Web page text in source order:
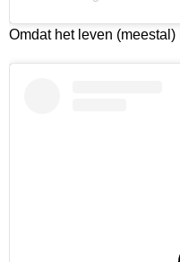
Omdat het leven (meestal)